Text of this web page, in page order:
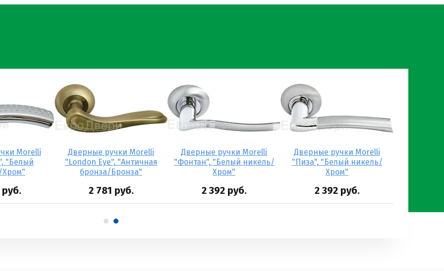
Morelli
"Белый
Хром"
Дверные ручки Morelli
"London Eye", "Античная
бронза/Бронза"
2 781 руб.
Дверные ручки Morelli
"Фонтан", "Белый никель/
Хром"
2 392руб.
Дверные ручки Morelli
"Пиза", "Белый никель/
Хром"
2 392руб.